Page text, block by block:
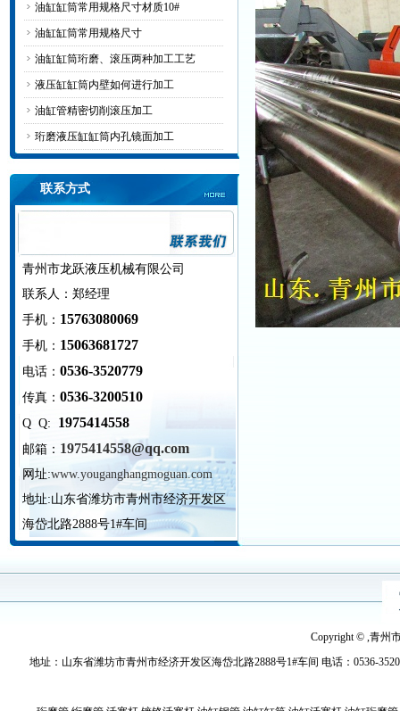
油缸缸筒常用规格尺寸材质10#
油缸缸筒常用规格尺寸
油缸缸筒珩磨、滚压两种加工工艺
液压缸缸筒内壁如何进行加工
油缸管精密切削滚压加工
珩磨液压缸缸筒内孔镜面加工
联系方式
青州市龙跃液压机械有限公司
联系人：郑经理
手机： 15763080069
手机： 15063681727
电话： 0536-3520779
传真： 0536-3200510
Q Q: 1975414558
邮箱： 1975414558@qq.com
网址:www.youganghangmoguan.com
地址:山东省潍坊市青州市经济开发区
海岱北路2888号1#车间
Copyright © ,青州
地址：山东省潍坊市青州市经济开发区海岱北路2888号1#车间 电话：0536-